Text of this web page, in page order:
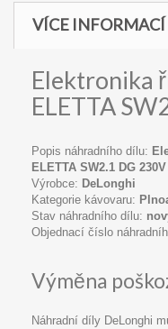
VÍCE INFORMACÍ
Elektronika
ELETTA
Popis náhradního dílu:
ELETTA SW2.1 DG 230V
Výrobce: DeLonghi
Kategorie kávovaru:
Stav náhradního dílu:
Objednací číslo
Výměna
Náhradní díly DeLonghi